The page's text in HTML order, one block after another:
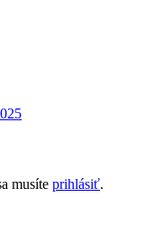
musíte prihlásiť.